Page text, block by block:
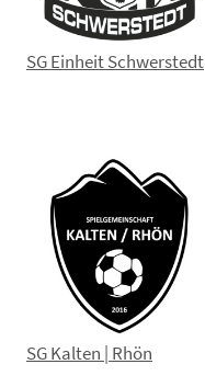
SG Einheit Schwerstedt
SG Kalten | Rhön